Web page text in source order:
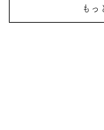
もっ